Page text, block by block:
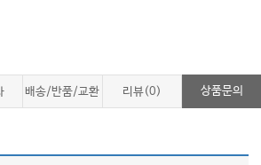
배송/반품/교환 리뷰(0) 상품문의